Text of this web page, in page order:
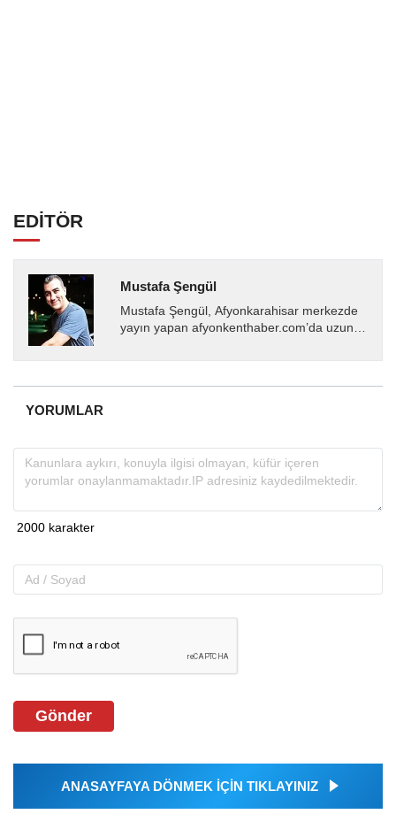
EDİTÖR
Mustafa Şengül
Mustafa Şengül, Afyonkarahisar merkezde
yayın yapan afyonkenthaber.com’da uzun
almakta, haber akışı...
YORUMLAR
Gönder
ANASAYFAYA DÖNMEK İÇİN TIKLAYINIZ